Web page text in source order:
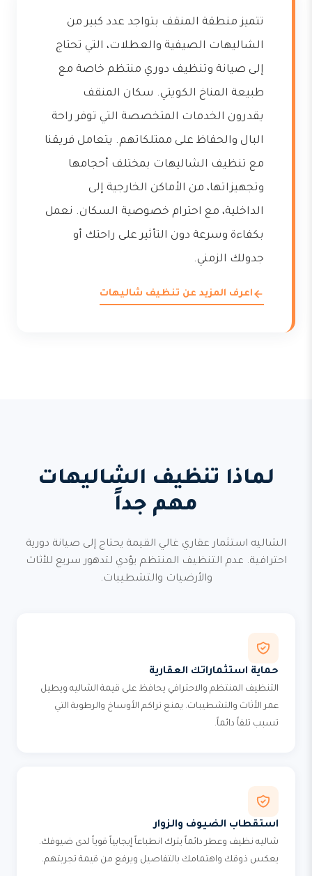
تتميز منطقة المنقف بتواجد عدد كبير من
الشاليهات الصيفية والعطلات، التي تحتاج
إلى صيانة وتنظيف دوري منتظم خاصة مع
طبيعة المناخ الكويتي. سكان المنقف
يقدرون الخدمات المتخصصة التي توفر راحة
البال والحفاظ على ممتلكاتهم. يتعامل فريقنا
مع تنظيف الشاليهات بمختلف أحجامها
وتجهيزاتها، من الأماكن الخارجية إلى
الداخلية، مع احترام خصوصية السكان. نعمل
بكفاءة وسرعة دون التأثير على راحتك أو
جدولك الزمني.
اعرف المزيد عن تنظيف شاليهات
لماذا تنظيف الشاليهات
مهم جداً
الشاليه استثمار عقاري غالي القيمة يحتاج إلى صيانة دورية
احترافية. عدم التنظيف المنتظم يؤدي لتدهور سريع للأثاث
والأرضيات والتشطيبات.
حماية استثماراتك العقارية
التنظيف المنتظم والاحترافي يحافظ على قيمة الشاليه ويطيل
عمر الأثاث والتشطيبات. يمنع تراكم الأوساخ والرطوبة التي
تسبب تلفاً دائماً.
استقطاب الضيوف والزوار
شاليه نظيف وعطر دائماً يترك انطباعاً إيجابياً قوياً لدى ضيوفك.
يعكس ذوقك واهتمامك بالتفاصيل ويرفع من قيمة تجربتهم.